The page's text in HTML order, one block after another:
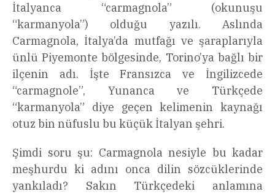
İtalyanca “carmagnola” (okunuşu
“karmanyola”) olduğu yazılı. Aslında
Carmagnola, İtalya’da mutfağı ve şaraplarıyla
ünlü Piyemonte bölgesinde, Torino’ya bağlı bir
ilçenin adı. İşte Fransızca ve İngilizcede
“carmagnole”, Yunanca ve Türkçede
“karmanyola” diye geçen kelimenin kaynağı
otuz bin nüfuslu bu küçük İtalyan şehri.
Şimdi soru şu: Carmagnola nesiyle bu kadar
meşhurdu ki adını onca dilin sözcüklerinde
yankıladı? Sakın Türkçedeki anlamına